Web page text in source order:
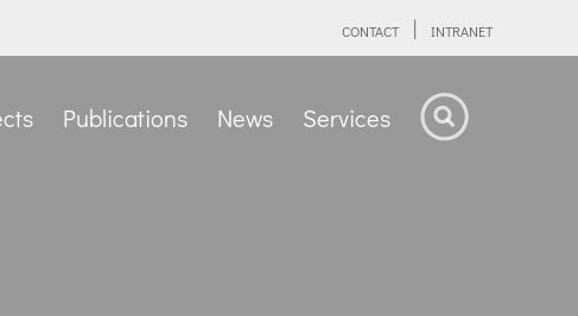
CONTACT INTRANET
Publications News Services